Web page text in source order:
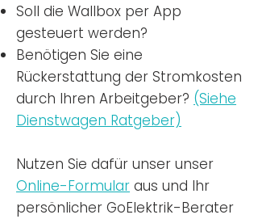
Soll die Wallbox per App
gesteuert werden?
Benötigen Sie eine
Rückerstattung der Stromkosten
durch Ihren Arbeitgeber? (Siehe
Dienstwagen Ratgeber)
Nutzen Sie dafür unser unser
Online-Formular aus und Ihr
persönlicher GoElektrik-Berater